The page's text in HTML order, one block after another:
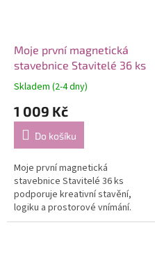
Moje první magnetická
stavebnice Stavitelé 36 ks
Skladem (2-4 dny)
1 009 Kč
Do košíku
Moje první magnetická
stavebnice Stavitelé 36 ks
podporuje kreativní stavění,
logiku a prostorové vnímání.